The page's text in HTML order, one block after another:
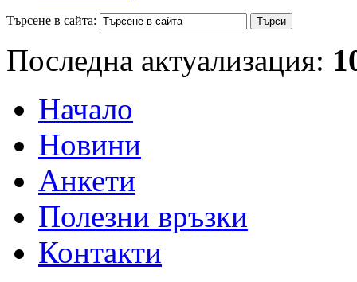
Търсене в сайта:
Последна актуализация:
Начало
Новини
Анкети
Полезни връзки
Контакти